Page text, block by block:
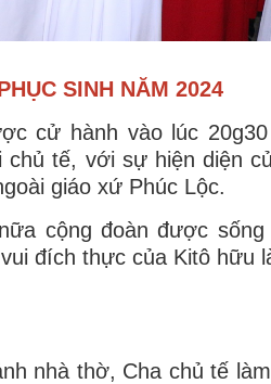
SINH NĂM 2024
cử hành vào lúc
chủ tế, với sự hiện diện
giáo xứ Phúc Lộc.
cộng đoàn được sống
đích thực của Kitô hữu
nhà thờ, Cha chủ tế